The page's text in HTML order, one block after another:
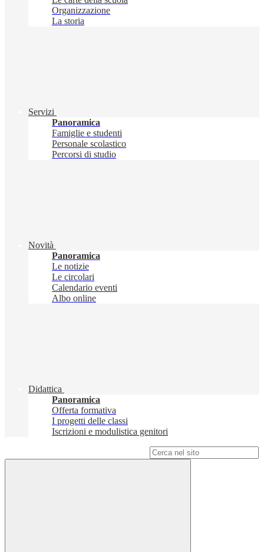
Organizzazione
La storia
Servizi
Panoramica
Famiglie e studenti
Personale scolastico
Percorsi di studio
Novità
Panoramica
Le notizie
Le circolari
Calendario eventi
Albo online
Didattica
Panoramica
Offerta formativa
I progetti delle classi
Iscrizioni e modulistica genitori